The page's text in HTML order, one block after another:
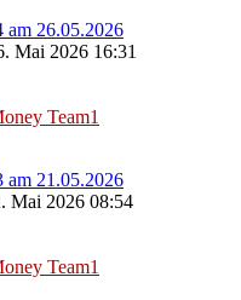
am 26.05.2026
Mai 2026 16:31
Team1
am 21.05.2026
Mai 2026 08:54
Team1